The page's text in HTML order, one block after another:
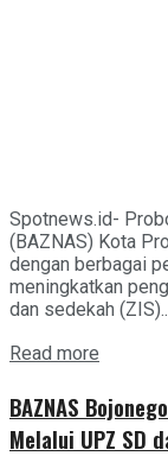
Spotnews.id-
(BAZNAS) Kota
dengan berbagai
meningkatkan
dan sedekah
Read more
BAZNAS
Melalui UPZ SD